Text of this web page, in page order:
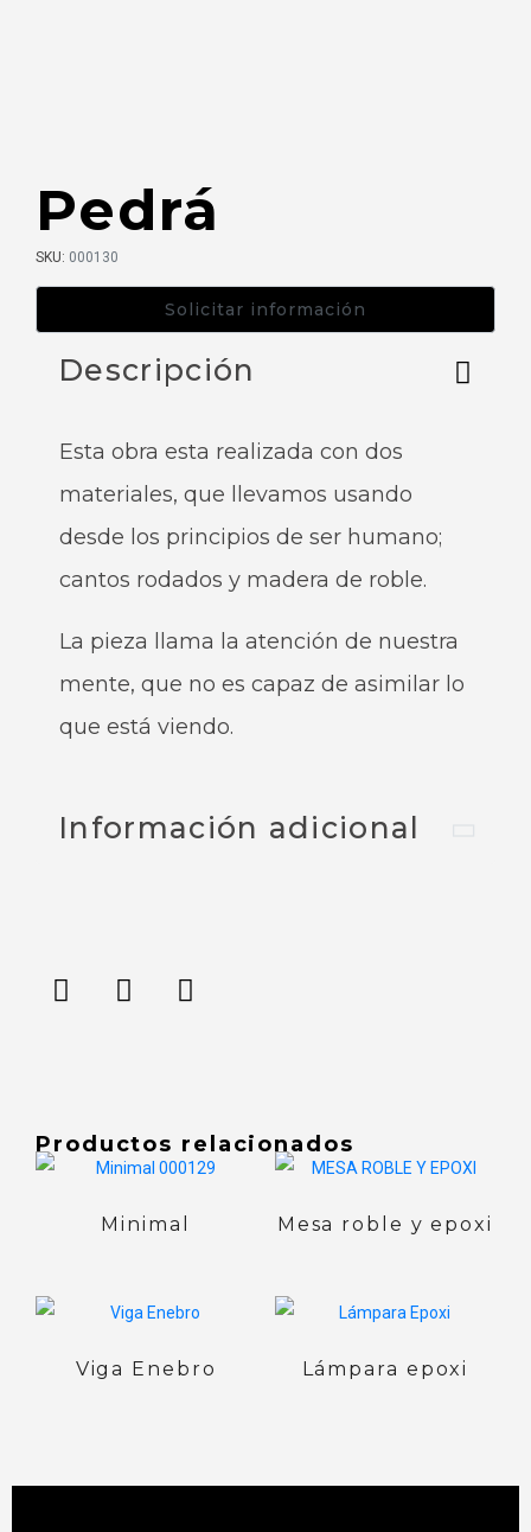
Pedrá
SKU: 000130
Descripción
Esta obra esta realizada con dos
materiales, que llevamos usando
desde los principios de ser humano;
cantos rodados y madera de roble.
La pieza llama la atención de nuestra
mente, que no es capaz de asimilar lo
que está viendo.
Información adicional
Productos relacionados
Minimal Mesa roble y epoxi
Viga Enebro Lámpara epoxi